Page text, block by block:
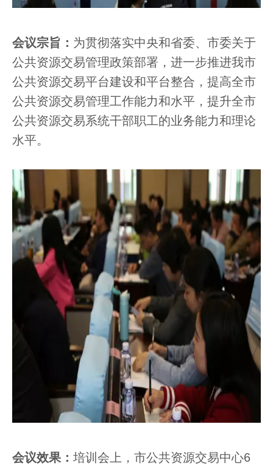
会议宗旨： 为贯彻落实中央和省委、市委关于
公共资源交易管理政策部署，进一步推进我市
公共资源交易平台建设和平台整合，提高全市
公共资源交易管理工作能力和水平，提升全市
公共资源交易系统干部职工的业务能力和理论
水平。
会议效果： 培训会上，市公共资源交易中心6